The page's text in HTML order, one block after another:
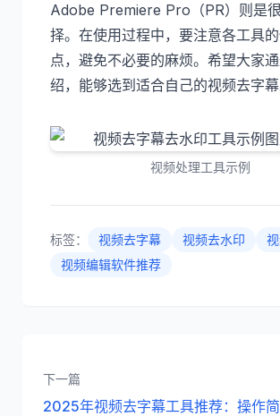
Adobe Premiere Pro（PR）则是
择。在使用过程中，要注意各工具
点，避免不必要的麻烦。希望大家
绍，能够选到适合自己的视频去字幕
视频处理工具示例
标签： 视频去字幕 视频去水印
视频编辑软件推荐
下一篇
2025年视频去字幕工具推荐：操作